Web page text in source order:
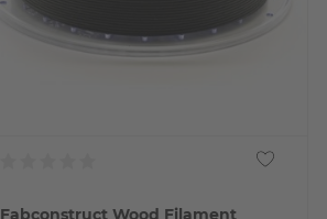
Fabconstruct Wood Filament